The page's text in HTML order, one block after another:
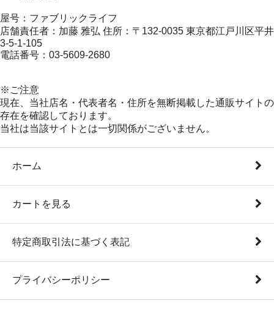
屋号：ファブリックライフ
店舗責任者：加藤 雅弘 住所：〒132-0035 東京都江戸川区平井
3-5-1-105
電話番号：03-5609-2680
※ご注意
現在、当社店名・代表者名・住所を無断掲載した通販サイトの
存在を確認しております。
当社は当該サイトとは一切関係がございません。
ホーム
カートを見る
特定商取引法に基づく表記
プライバシーポリシー